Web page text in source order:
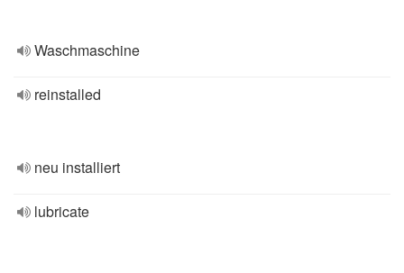
Waschmaschine
reinstalled
neu installiert
lubricate